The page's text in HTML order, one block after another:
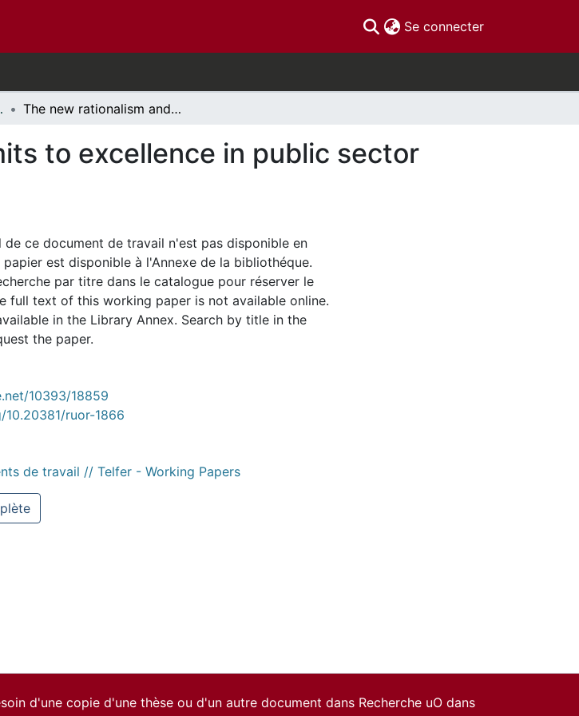
Se connecter(current)
Papers The new rationalism and the limits to excellence in public sector managing
to excellence in public sector
de ce document de travail n'est pas disponible en
est disponible à l'Annexe de la bibliothéque.
par titre dans le catalogue pour réserver le
full text of this working paper is not available online.
in the Library Annex. Search by title in the
the paper.
10393/18859
ruor-1866
de travail // Telfer - Working Papers
d'une copie d'une thèse ou d'un autre document dans Recherche uO dans